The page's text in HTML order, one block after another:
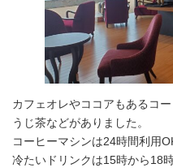
カフェオレやココアもあるコ
うじ茶などがありました。
コーヒーマシンは24時間利用
冷たいドリンクは15時から18時